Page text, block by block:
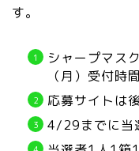
す。
シャープマス
（月）受付
応募サイトは
4/29までに当